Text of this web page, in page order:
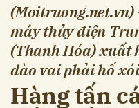
(Moitruong.net.vn)
máy thủy điện
(Thanh Hóa) xuất
đào vai phải hố
Hàng tấn